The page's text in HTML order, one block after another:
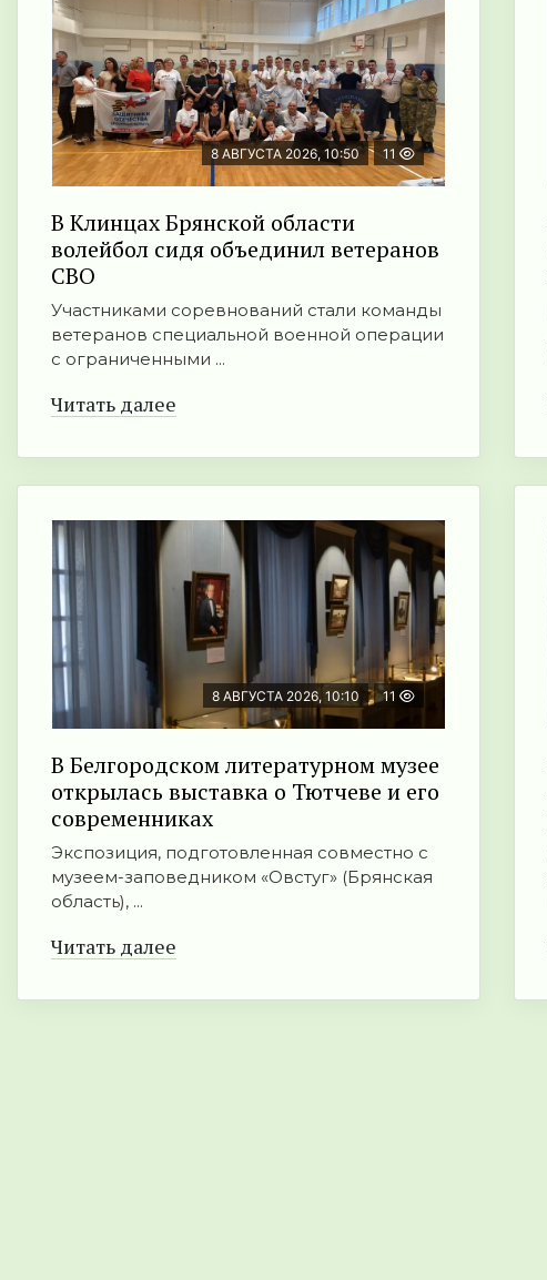
8 АВГУСТА 2026, 10:50 11
В Клинцах Брянской области
волейбол сидя объединил ветеранов
СВО
Участниками соревнований стали команды
ветеранов специальной военной операции
с ограниченными ...
Читать далее
8 АВГУСТА 2026, 10:10 11
В Белгородском литературном музее
открылась выставка о Тютчеве и его
современниках
Экспозиция, подготовленная совместно с
музеем-заповедником «Овстуг» (Брянская
область), ...
Читать далее